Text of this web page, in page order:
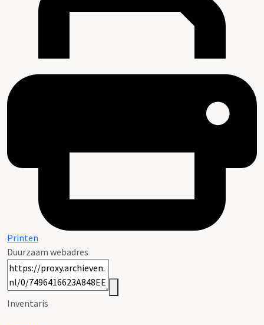
Printen
Duurzaam webadres
Inventaris